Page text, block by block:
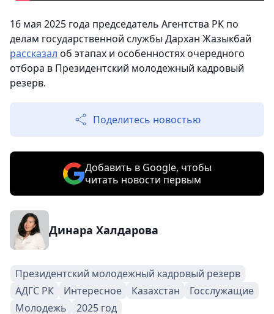
16 мая 2025 года председатель Агентства РК по
делам государственной службы Дархан Жазыкбай
рассказал об этапах и особенностях очередного
отбора в Президентский молодежный кадровый
резерв.
Поделитесь новостью
Добавить в Google, чтобы
читать новости первым
Динара Халдарова
Президентский молодежный кадровый резерв
АДГС РК
Интересное Казахстан
Госслужащие
Молодежь
2025 год